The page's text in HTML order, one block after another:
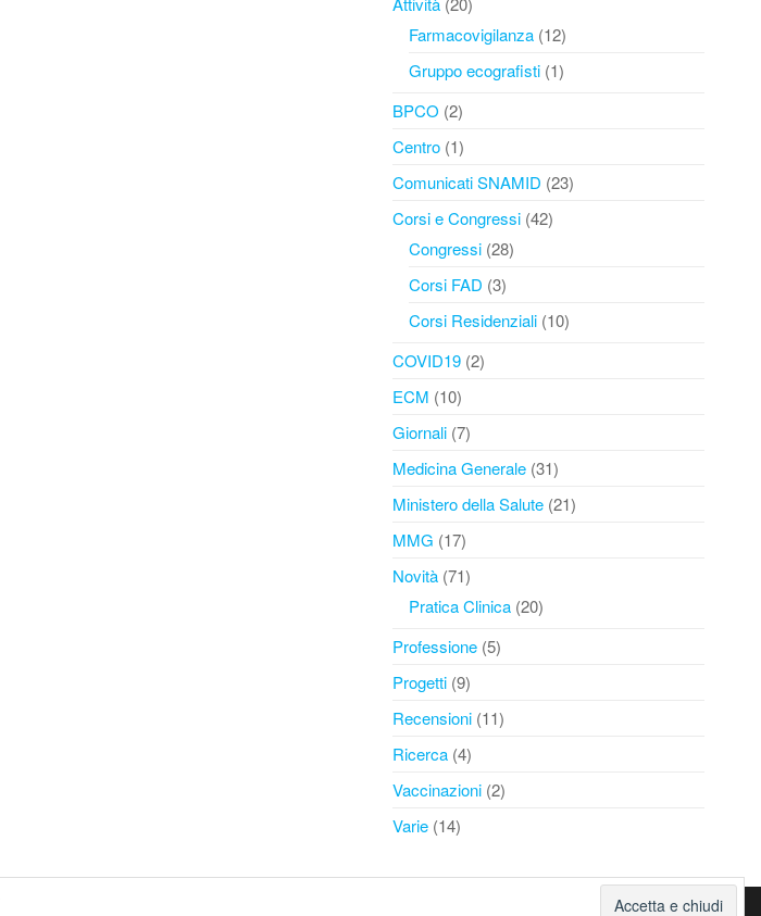
Farmacovigilanza(12)
Gruppo ecografisti(1)
BPCO (2)
Centro(1)
Comunicati SNAMID (23)
Corsi e Congressi(42)
Congressi(28)
Corsi FAD (3)
Corsi Residenziali(10)
COVID19(2)
ECM (10)
Giornali(7)
Medicina Generale(31)
Ministero della Salute(21)
MMG (17)
Novità(71)
Pratica Clinica(20)
Professione(5)
Progetti(9)
Recensioni(11)
Ricerca(4)
Vaccinazioni(2)
Varie(14)